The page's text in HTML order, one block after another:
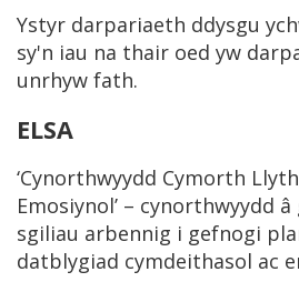
Ystyr darpariaeth ddysgu
sy'n iau na thair oed yw
unrhyw fath.
ELSA
‘Cynorthwyydd Cymorth
Emosiynol’ – cynorthwyydd
sgiliau arbennig i gefnogi
datblygiad cymdeithasol ac